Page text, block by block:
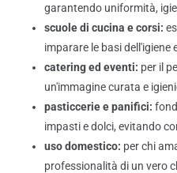
garantendo uniformità,
scuole di cucina e corsi:
imparare le basi dell'igiene
catering ed eventi: per il
un'immagine curata e
pasticcerie e panifici:
impasti e dolci, evitando
uso domestico: per chi
professionalità di un vero